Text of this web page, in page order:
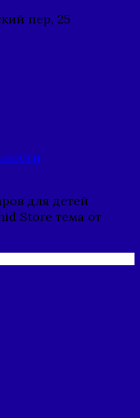
пер, 25
для детей
Store тема от